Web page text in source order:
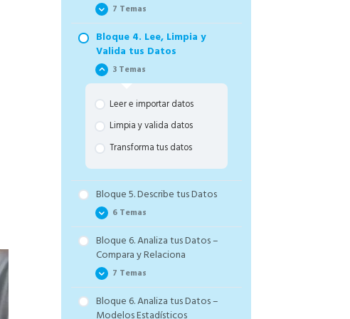
7 Temas
Las claves de tu Estrategia
Los Proyectos Tipo y su
Aplicaciones y Casos de Uso
Define tu Tabla de Datos y
tus Variables
tres preguntas
Define la Estrategia de tu
Proyecto y Ejemplos de
Estrategia
Cierre Bloque de Estrategia
Bloque 4. Lee, Limpia y
Valida tus Datos
3 Temas
Leer e importar datos
Limpia y valida datos
Transforma tus datos
Bloque 5. Describe tus Datos
6 Temas
Introducción y pasos de la
exploración
cuantitativas
Bloque 6. Analiza tus Datos –
Compara y Relaciona
7 Temas
The Basics
Bloque 6. Analiza tus Datos –